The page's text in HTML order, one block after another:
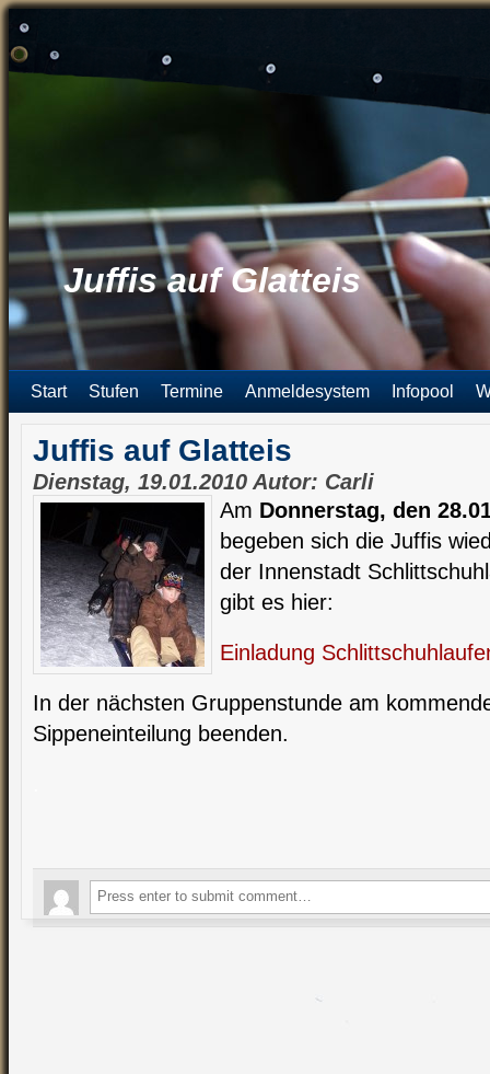
Juffis auf Glatteis
Start Stufen Termine Anmeldesystem Infopool
Juffis auf Glatteis
Dienstag, 19.01.2010 Autor: Carli
Am Donnerstag, den
begeben sich die Juffis
der Innenstadt
gibt es hier:
Einladung
In der nächsten Gruppenstunde am
Sippeneinteilung beenden.